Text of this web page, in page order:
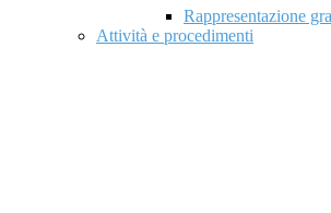
Rappresentazione
Attività e procedimenti